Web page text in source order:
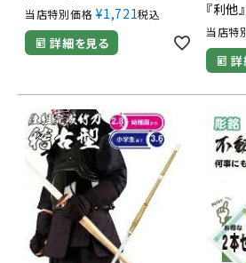
当店特別価格 ¥1,721税込
詳細を見る
『利他』
当店特
詳